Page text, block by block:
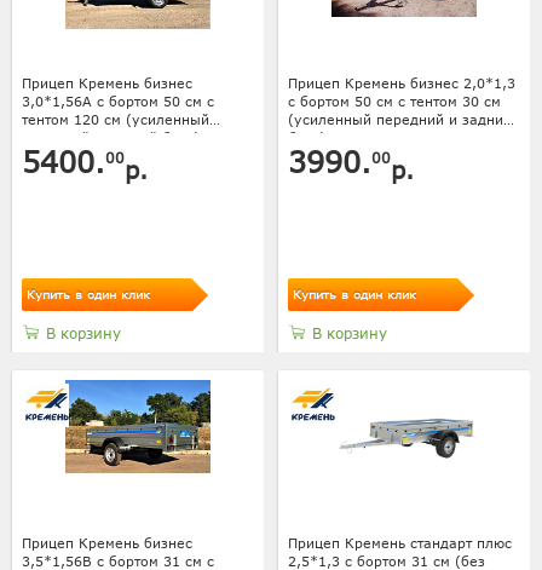
Прицеп Кремень бизнес
3,0*1,56А с бортом 50 см с
тентом 120 см (усиленный
передний и задний борт)
5400.00р.
Купить в один клик
В корзину
Прицеп Кремень бизнес 2,0*1,3
с бортом 50 см с тентом 30 см
(усиленный передний и задний
борт)
3990.00р.
Купить в один клик
В корзину
Прицеп Кремень бизнес
3,5*1,56В с бортом 31 см с
Прицеп Кремень стандарт плюс
2,5*1,3 с бортом 31 см (без